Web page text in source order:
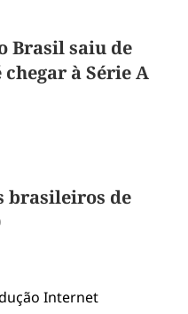
Brasil saiu de
à Série A
brasileiros de